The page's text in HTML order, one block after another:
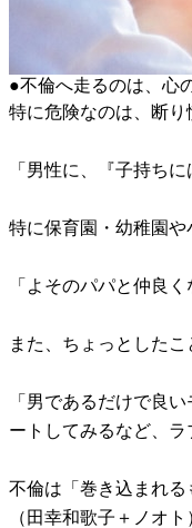
●不倫へ走るのは、心
特に危険なのは、断
「男性に、『子持ち
特に保育園・幼稚園や
「よそのパパと仲良
また、ちょっとした
「男であるだけで良
ートしてみるなど、ラ
不倫は「巻き込まれ
（田幸和歌子＋ノオト